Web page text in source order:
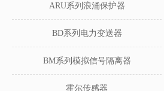
ARU系列浪涌保护器
BD系列电力变送器
BM系列模拟信号隔离器
霍尔传感器